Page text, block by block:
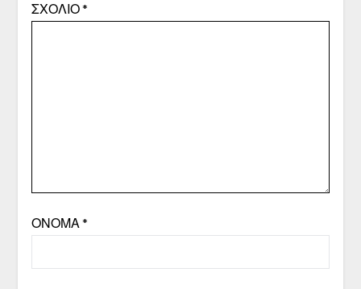
ΣΧΌΛΙΟ*
ΌΝΟΜΑ *